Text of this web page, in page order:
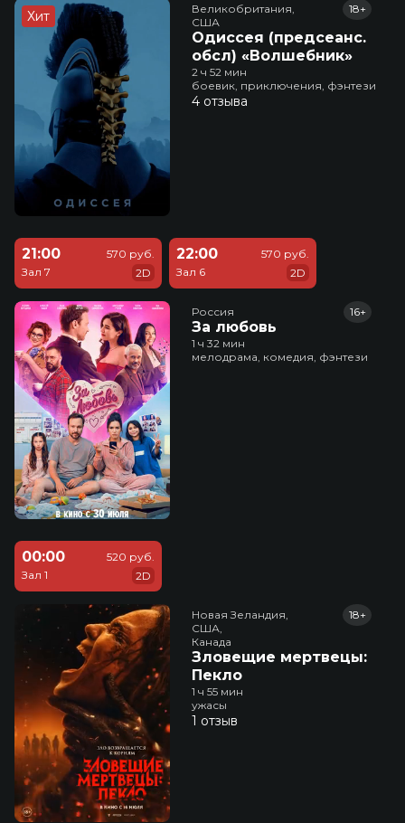
Хит
Великобритания,
США
Одиссея (предсеанс.
обсл) «Волшебник»
18+
2 ч 52 мин
боевик, приключения, фэнтези
4 отзыва
21:00
Зал 7
570 руб.
2D
22:00
Зал 6
570 руб.
2D
Россия
За любовь
16+
1 ч 32 мин
мелодрама, комедия, фэнтези
00:00
Зал 1
520 руб.
2D
Новая Зеландия,
США,
Канада
Зловещие мертвецы:
Пекло
18+
1 ч 55 мин
ужасы
1 отзыв